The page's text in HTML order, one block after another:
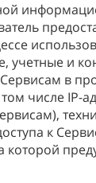
учетные и
в
числе
к